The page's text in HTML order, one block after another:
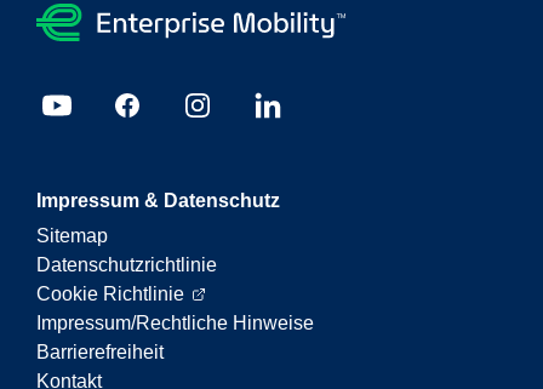
Impressum & Datenschutz
Sitemap
Datenschutzrichtlinie
Cookie Richtlinie
Impressum/Rechtliche Hinweise
Barrierefreiheit
Kontakt